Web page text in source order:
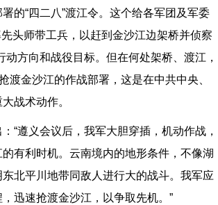
的“四二八”渡江令。这个给各军团及军委
头师带工兵，以赶到金沙江边架桥并侦察
方向和战役目标。但在何处架桥、渡江，
渡金沙江的作战部署，这是在中共中央、
战术动作。
“遵义会议后，我军大胆穿插，机动作战，
有利时机。云南境内的地形条件，不像湖
北平川地带同敌人进行大的战斗。我军应
迅速抢渡金沙江，以争取先机。”